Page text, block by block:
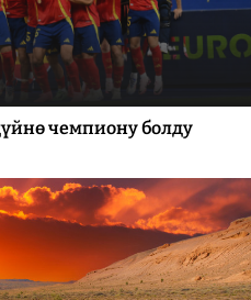
чемпиону болду